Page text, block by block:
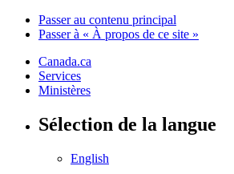
Passer au contenu principal
Passer à « À propos de ce site »
Canada.ca
Services
Ministères
Sélection de la langue
English